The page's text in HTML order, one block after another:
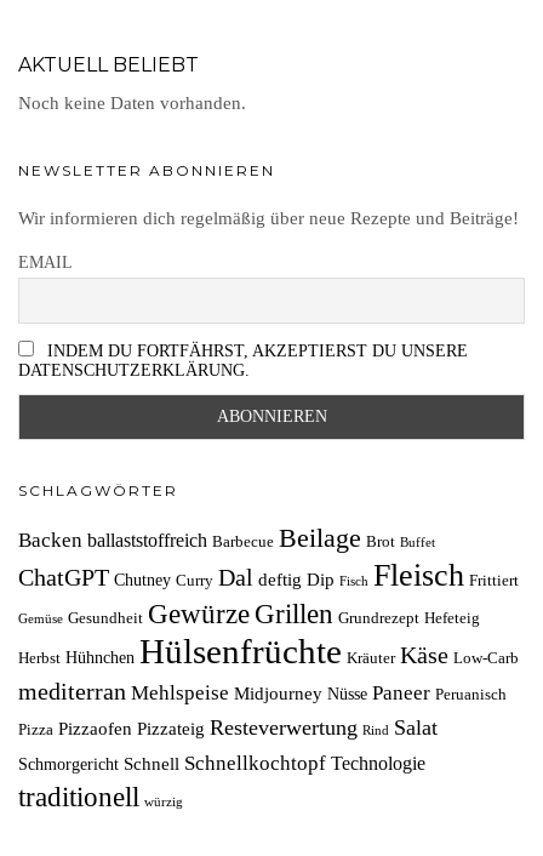
AKTUELL BELIEBT
Noch keine Daten vorhanden.
NEWSLETTER ABONNIEREN
Wir informieren dich regelmäßig über neue Rezepte und Beiträge!
EMAIL
INDEM DU FORTFÄHRST, AKZEPTIERST DU UNSERE
DATENSCHUTZERKLÄRUNG.
SCHLAGWÖRTER
Backen ballaststoffreich Barbecue Beilage Brot Buffet
ChatGPT Chutney Curry Dal deftig Dip Fisch Fleisch Frittiert
Gemüse Gesundheit Gewürze Grillen Grundrezept Hefeteig
Herbst Hühnchen Hülsenfrüchte Kräuter Käse Low-Carb
mediterran Mehlspeise Midjourney Nüsse Paneer Peruanisch
Pizza Pizzaofen Pizzateig Resteverwertung Rind Salat
Schmorgericht Schnell Schnellkochtopf Technologie
traditionell würzig